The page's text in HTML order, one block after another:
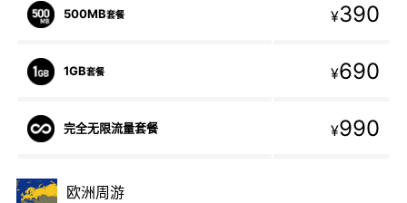
500MB套餐 ¥390
1GB套餐 ¥690
完全无限流量套餐 ¥990
欧洲周游